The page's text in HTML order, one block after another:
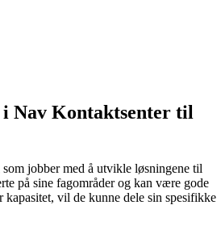
Nav Kontaktsenter til
jobber med å utvikle løsningene til
på sine fagområder og kan være gode
vil de kunne dele sin spesifikke